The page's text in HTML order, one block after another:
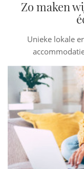
Op de website van
overzicht van
waar je ook met je
Zo maken
Unieke lokale